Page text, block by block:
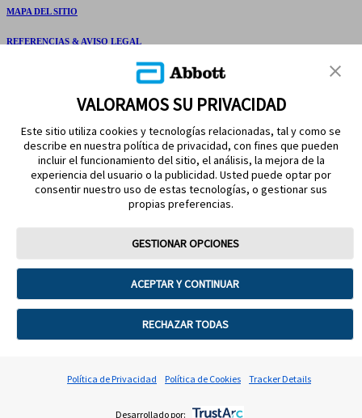
MAPA DEL SITIO
REFERENCIAS & AVISO LEGAL
Términos y condiciones
Política de privacidad
©2025 Abbott. Todos los derechos reservados. La cubierta del
sensor, FreeStyle Libre y las marcas relacionadas son marcas de
VALORAMOS SU PRIVACIDAD
Este sitio utiliza cookies y tecnologías relacionadas, tal y como se
describe en nuestra política de privacidad, con fines que pueden
incluir el funcionamiento del sitio, el análisis, la mejora de la
experiencia del usuario o la publicidad. Usted puede optar por
consentir nuestro uso de estas tecnologías, o gestionar sus
propias preferencias.
GESTIONAR OPCIONES
ACEPTAR Y CONTINUAR
RECHAZAR TODAS
Política de Privacidad Política de Cookies Tracker Details
Desarrollado por: